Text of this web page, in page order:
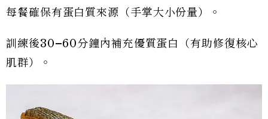
每餐確保有蛋白質來源（手掌大小份量）。
訓練後30–60分鐘內補充優質蛋白（有助修復核心
肌群）。